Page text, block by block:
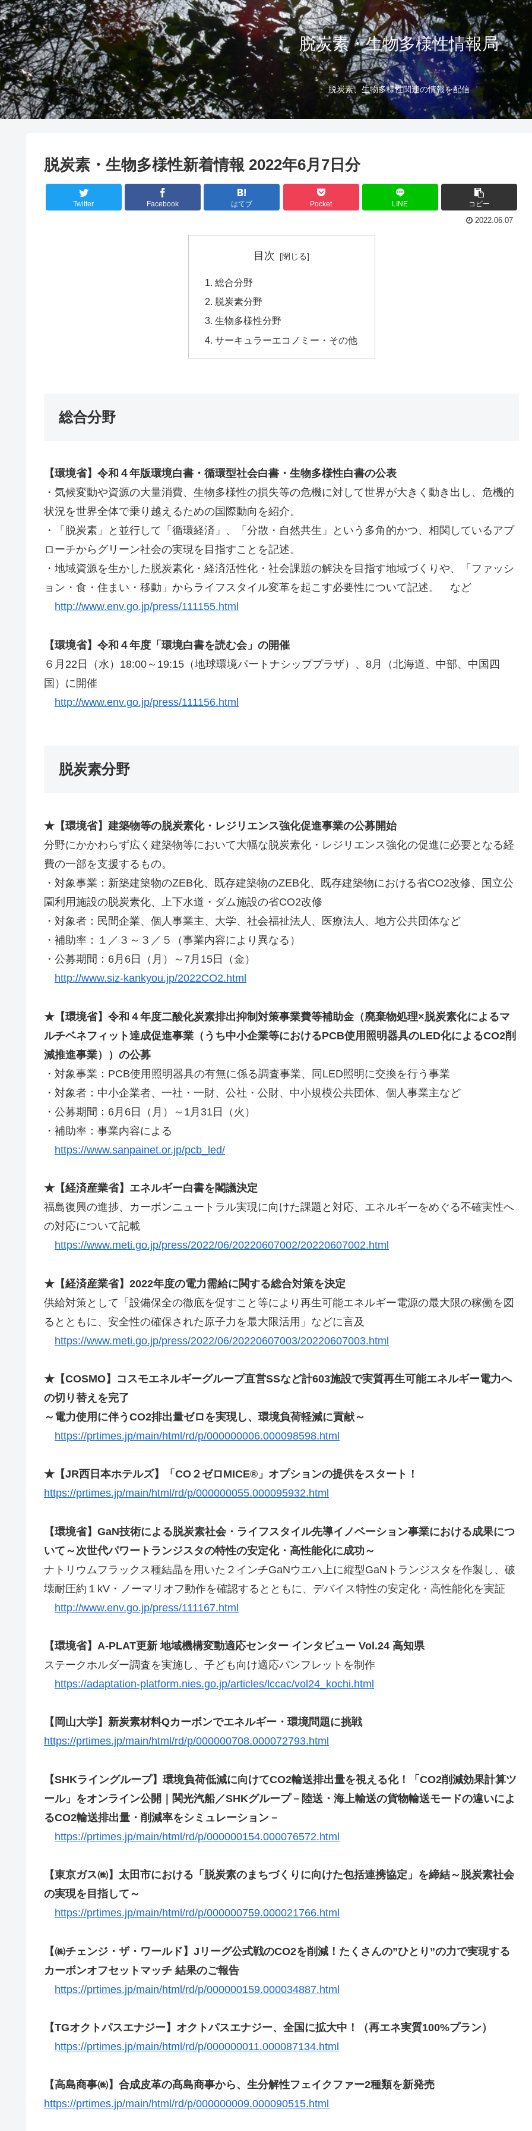
脱炭素・生物多様性情報局
脱炭素、生物多様性関連の情報を配信
脱炭素・生物多様性新着情報 2022年6月7日分
Twitter Facebook はてブ Pocket LINE コピー
2022.06.07
目次
総合分野
脱炭素分野
生物多様性分野
サーキュラーエコノミー・その他
総合分野
【環境省】令和４年版環境白書・循環型社会白書・生物多様性白書の公表
・気候変動や資源の大量消費、生物多様性の損失等の危機に対して世界が大きく動き出し、危機的
状況を世界全体で乗り越えるための国際動向を紹介。
・「脱炭素」と並行して「循環経済」、「分散・自然共生」という多角的かつ、相関しているアプ
ローチからグリーン社会の実現を目指すことを記述。
・地域資源を生かした脱炭素化・経済活性化・社会課題の解決を目指す地域づくりや、「ファッシ
ョン・食・住まい・移動」からライフスタイル変革を起こす必要性について記述。 など
http://www.env.go.jp/press/111155.html
【環境省】令和４年度「環境白書を読む会」の開催
６月22日（水）18:00～19:15（地球環境パートナシッププラザ）、8月（北海道、中部、中国四
国）に開催
http://www.env.go.jp/press/111156.html
脱炭素分野
★【環境省】建築物等の脱炭素化・レジリエンス強化促進事業の公募開始
分野にかかわらず広く建築物等において大幅な脱炭素化・レジリエンス強化の促進に必要となる経
費の一部を支援するもの。
・対象事業：新築建築物のZEB化、既存建築物のZEB化、既存建築物における省CO2改修、国立公
園利用施設の脱炭素化、上下水道・ダム施設の省CO2改修
・対象者：民間企業、個人事業主、大学、社会福祉法人、医療法人、地方公共団体など
・補助率：１／３～３／５（事業内容により異なる）
・公募期間：6月6日（月）～7月15日（金）
http://www.siz-kankyou.jp/2022CO2.html
★【環境省】令和４年度二酸化炭素排出抑制対策事業費等補助金（廃棄物処理×脱炭素化によるマ
ルチベネフィット達成促進事業（うち中小企業等におけるPCB使用照明器具のLED化によるCO2削
減推進事業））の公募
・対象事業：PCB使用照明器具の有無に係る調査事業、同LED照明に交換を行う事業
・対象者：中小企業者、一社・一財、公社・公財、中小規模公共団体、個人事業主など
・公募期間：6月6日（月）～1月31日（火）
・補助率：事業内容による
https://www.sanpainet.or.jp/pcb_led/
★【経済産業省】エネルギー白書を閣議決定
福島復興の進捗、カーボンニュートラル実現に向けた課題と対応、エネルギーをめぐる不確実性へ
の対応について記載
https://www.meti.go.jp/press/2022/06/20220607002/20220607002.html
★【経済産業省】2022年度の電力需給に関する総合対策を決定
供給対策として「設備保全の徹底を促すこと等により再生可能エネルギー電源の最大限の稼働を図
るとともに、安全性の確保された原子力を最大限活用」などに言及
https://www.meti.go.jp/press/2022/06/20220607003/20220607003.html
★【COSMO】コスモエネルギーグループ直営SSなど計603施設で実質再生可能エネルギー電力へ
の切り替えを完了
～電力使用に伴うCO2排出量ゼロを実現し、環境負荷軽減に貢献～
https://prtimes.jp/main/html/rd/p/000000006.000098598.html
★【JR西日本ホテルズ】「CO２ゼロMICE®」オプションの提供をスタート！
https://prtimes.jp/main/html/rd/p/000000055.000095932.html
【環境省】GaN技術による脱炭素社会・ライフスタイル先導イノベーション事業における成果につ
いて～次世代パワートランジスタの特性の安定化・高性能化に成功～
ナトリウムフラックス種結晶を用いた２インチGaNウエハ上に縦型GaNトランジスタを作製し、破
壊耐圧約１kV・ノーマリオフ動作を確認するとともに、デバイス特性の安定化・高性能化を実証
http://www.env.go.jp/press/111167.html
【環境省】A-PLAT更新 地域機構変動適応センター インタビュー Vol.24 高知県
ステークホルダー調査を実施し、子ども向け適応パンフレットを制作
https://adaptation-platform.nies.go.jp/articles/lccac/vol24_kochi.html
【岡山大学】新炭素材料Qカーボンでエネルギー・環境問題に挑戦
https://prtimes.jp/main/html/rd/p/000000708.000072793.html
【SHKライングループ】環境負荷低減に向けてCO2輸送排出量を視える化！「CO2削減効果計算ツ
ール」をオンライン公開｜関光汽船／SHKグループ－陸送・海上輸送の貨物輸送モードの違いによ
るCO2輸送排出量・削減率をシミュレーション－
https://prtimes.jp/main/html/rd/p/000000154.000076572.html
【東京ガス㈱】太田市における「脱炭素のまちづくりに向けた包括連携協定」を締結～脱炭素社会
の実現を目指して～
https://prtimes.jp/main/html/rd/p/000000759.000021766.html
【㈱チェンジ・ザ・ワールド】Jリーグ公式戦のCO2を削減！たくさんの”ひとり”の力で実現する
カーボンオフセットマッチ 結果のご報告
https://prtimes.jp/main/html/rd/p/000000159.000034887.html
【TGオクトパスエナジー】オクトパスエナジー、全国に拡大中！（再エネ実質100%プラン）
https://prtimes.jp/main/html/rd/p/000000011.000087134.html
【高島商事㈱】合成皮革の髙島商事から、生分解性フェイクファー2種類を新発売
https://prtimes.jp/main/html/rd/p/000000009.000090515.html